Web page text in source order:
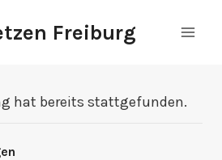
Freiburg
hat bereits stattgefunden.